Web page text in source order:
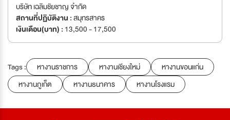
บริษัท เฉลิมชัยชาญ จำกัด
สถานที่ปฏิบัติงาน :สมุทรสาคร
เงินเดือน(บาท) : 13,500 - 17,500
Tags : หางานราชการ หางานเชียงใหม่
หางานขอนแก่น
หางานภูเก็ต
หางานธนาคาร หางานโรงแรม